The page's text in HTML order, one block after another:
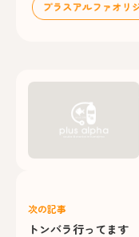
次の記事
トンバラ行ってます